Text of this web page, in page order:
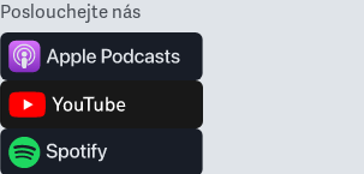
Poslouchejte nás